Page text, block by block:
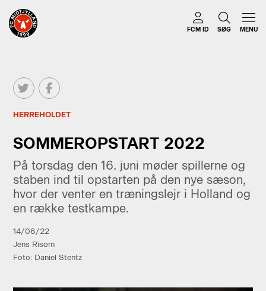
FCM ID SØG MENU
HERREHOLDET
SOMMEROPSTART 2022
På torsdag den 16. juni møder spillerne og
staben ind til opstarten på den nye sæson,
hvor der venter en træningslejr i Holland og
en række testkampe.
14/06/22
Jens Risom
Foto: Daniel Stentz